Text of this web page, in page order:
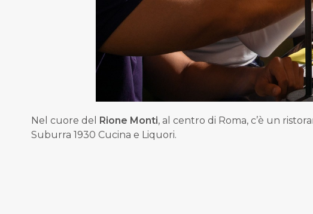
Nel cuore del Rione Monti, al centro di Roma, c’è un
Suburra 1930 Cucina e Liquori.